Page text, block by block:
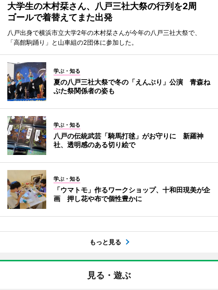
大学生の木村栞さん、八戸三社大祭の行列を2周
ゴールで着替えてまた出発
八戸出身で横浜市立大学2年の木村栞さんが今年の八戸三社大祭で、
「高館駒踊り」と山車組の2団体に参加した。
学ぶ・知る
夏の八戸三社大祭で冬の「えんぶり」公演 青森ね
ぶた祭関係者の姿も
学ぶ・知る
八戸の伝統武芸「騎馬打毬」がお守りに 新羅神
社、透明感のある切り絵で
学ぶ・知る
「ウマトモ」作るワークショップ、十和田現美が企
画 押し花や布で個性豊かに
もっと見る
見る・遊ぶ